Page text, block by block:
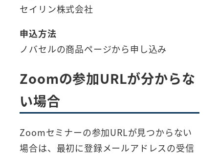
セイリン株式会社
申込方法
ノバセルの商品ページから申し込み
Zoomの参加URLが分からな
い場合
Zoomセミナーの参加URLが見つからない
場合は、最初に登録メールアドレスの受信